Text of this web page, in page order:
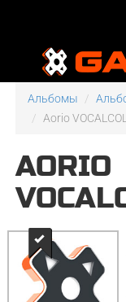
Альбомы
Aorio
AORIO